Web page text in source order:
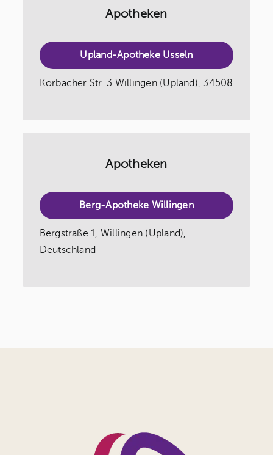
Apotheken
Upland-Apotheke Usseln
Korbacher Str. 3 Willingen (Upland), 34508
Apotheken
Berg-Apotheke Willingen
Bergstraße 1, Willingen (Upland),
Deutschland